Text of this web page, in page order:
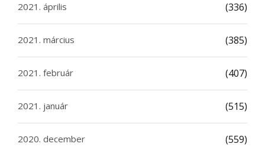
2021. április (336)
2021. március (385)
2021. február (407)
2021. január (515)
2020. december (559)